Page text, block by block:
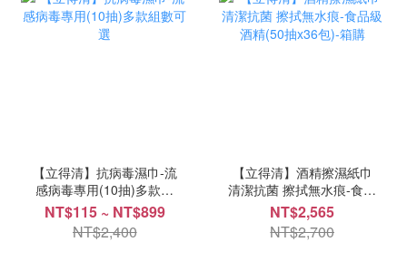
【立得清】抗病毒濕巾-流
感病毒專用(10抽)多款組
數可選
NT$115 ~ NT$899
NT$2,400
【立得清】酒精擦濕紙巾
清潔抗菌 擦拭無水痕-食品
級酒精(50抽x36包)-箱購
NT$2,565
NT$2,700